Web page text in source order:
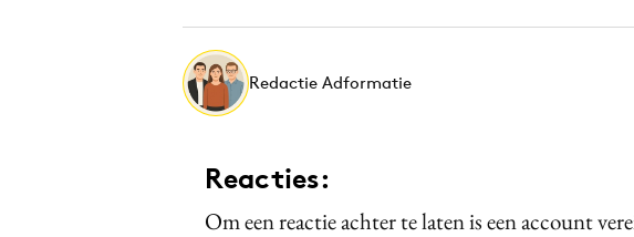
Redactie Adformatie
Reacties:
Om een reactie achter te laten is een account